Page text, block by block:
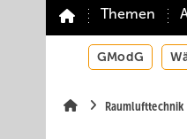
Themen
GModG
Raumlufttechnik